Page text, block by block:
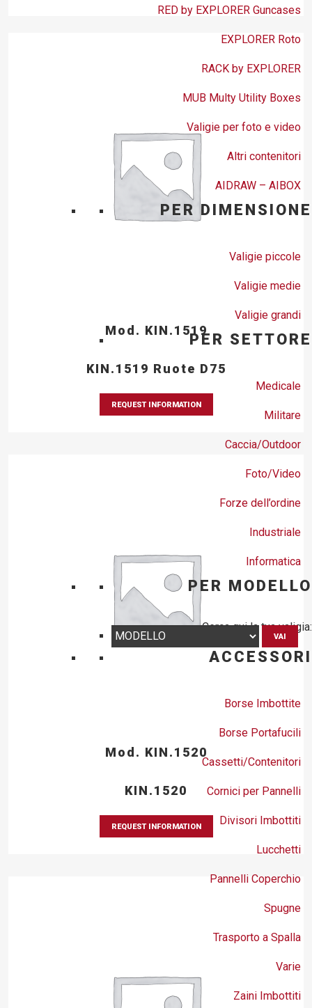
RED by EXPLORER Guncases
EXPLORER Roto
RACK by EXPLORER
MUB Multy Utility Boxes
Valigie per foto e video
Altri contenitori
AIDRAW – AIBOX
PER DIMENSIONE
Valigie piccole
Valigie medie
Valigie grandi
PER SETTORE
Medicale
Militare
Caccia/Outdoor
Foto/Video
Forze dell’ordine
Industriale
Informatica
PER MODELLO
Cerca qui la tua valigia:
VAI
ACCESSORI
Borse Imbottite
Borse Portafucili
Cassetti/Contenitori
Cornici per Pannelli
Divisori Imbottiti
Lucchetti
Pannelli Coperchio
Spugne
Trasporto a Spalla
Varie
Zaini Imbottiti
Mod. KIN.1519
KIN.1519 Ruote D75
REQUEST INFORMATION
Mod. KIN.1520
KIN.1520
REQUEST INFORMATION